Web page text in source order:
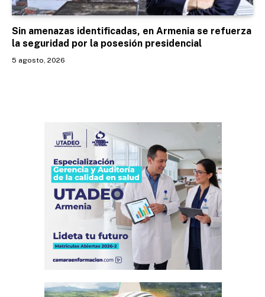
Sin amenazas identificadas, en Armenia se refuerza
la seguridad por la posesión presidencial
5 agosto, 2026